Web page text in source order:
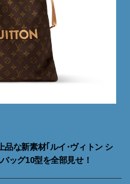
品な新素材｢ルイ･ヴィトン シ
ッグ10型を全部見せ！